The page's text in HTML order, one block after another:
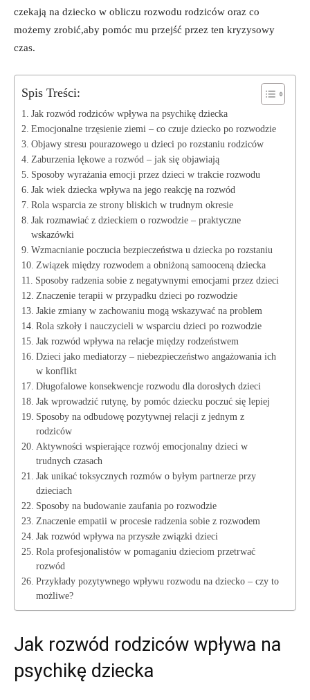
czekają na dziecko w obliczu rozwodu rodziców oraz co
możemy ⁣zrobić,aby pomóc mu przejść przez⁢ ten kryzysowy⁤
czas.
Spis Treści:
Jak rozwód rodziców wpływa na ⁤psychikę⁣ dziecka
Emocjonalne trzęsienie ziemi ⁤– co czuje dziecko‌ po rozwodzie
Objawy stresu pourazowego ‍u dzieci po rozstaniu​ rodziców
Zaburzenia lękowe a ​rozwód ⁤– jak się objawiają
Sposoby wyrażania emocji przez ⁢dzieci​ w trakcie rozwodu
Jak wiek ⁤dziecka wpływa na jego reakcję na rozwód
Rola ⁢wsparcia ze strony bliskich w trudnym​ okresie
Jak rozmawiać​ z ⁣dzieckiem o rozwodzie⁤ – praktyczne
wskazówki
Wzmacnianie poczucia bezpieczeństwa u dziecka po rozstaniu
Związek między⁢ rozwodem a obniżoną ⁤samooceną dziecka
Sposoby radzenia sobie z negatywnymi emocjami przez dzieci
Znaczenie terapii ⁣w ⁣przypadku dzieci‌ po rozwodzie
Jakie zmiany w zachowaniu mogą wskazywać na‌ problem
Rola szkoły⁤ i nauczycieli⁤ w ‍wsparciu dzieci ⁤po‍ rozwodzie
Jak⁣ rozwód wpływa na relacje między rodzeństwem
Dzieci jako mediatorzy – niebezpieczeństwo angażowania ich
w ⁢konflikt
Długofalowe konsekwencje rozwodu dla dorosłych dzieci
Jak wprowadzić rutynę, by‍ pomóc dziecku poczuć się lepiej
Sposoby na odbudowę pozytywnej relacji z jednym ⁣z
rodziców
Aktywności wspierające ⁢rozwój emocjonalny​ dzieci‌ w
trudnych czasach
Jak unikać toksycznych‍ rozmów o⁤ byłym partnerze przy
dzieciach
Sposoby⁤ na budowanie​ zaufania po rozwodzie
Znaczenie empatii⁤ w procesie‌ radzenia sobie z rozwodem
Jak⁣ rozwód‍ wpływa na ‌przyszłe​ związki dzieci
Rola profesjonalistów⁢ w ‌pomaganiu ​dzieciom przetrwać
rozwód
Przykłady pozytywnego ⁢wpływu​ rozwodu na dziecko –​ czy to‌
możliwe?
Jak rozwód rodziców wpływa na
⁤psychikę⁣ dziecka